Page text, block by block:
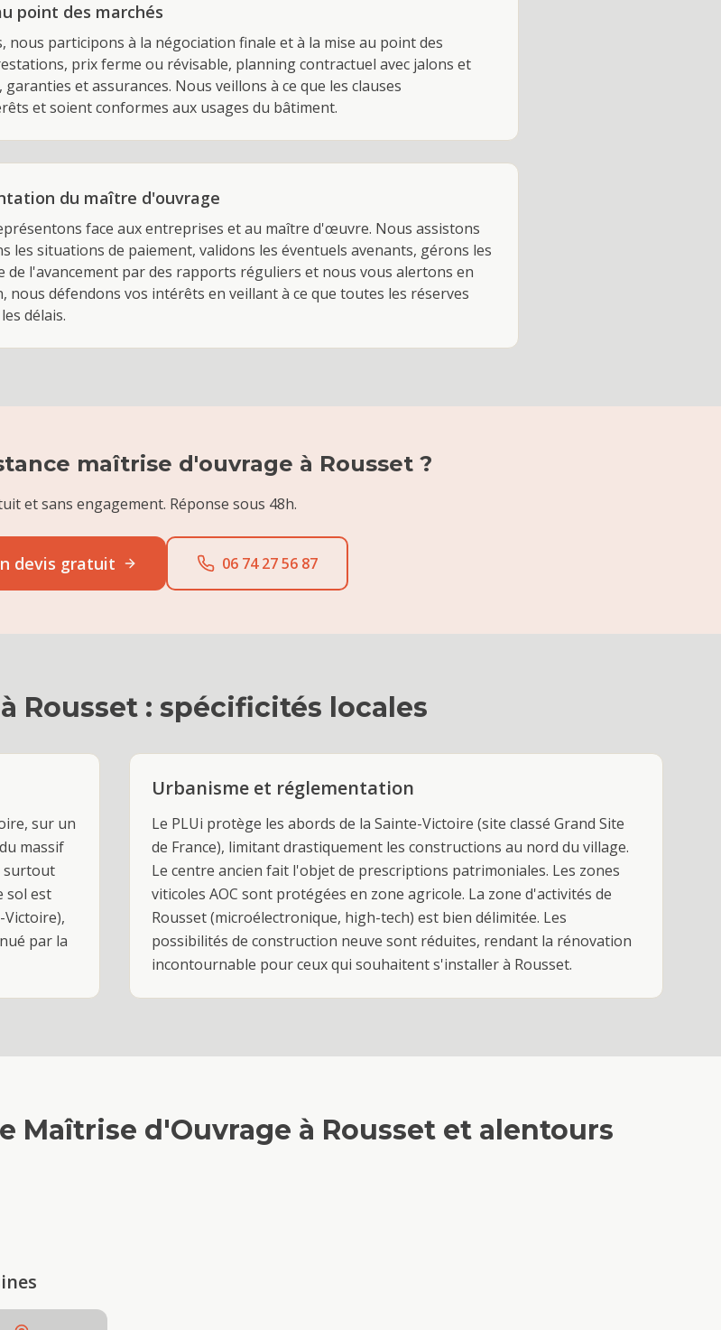
point des marchés
nous participons à la négociation finale et à la mise au point des
prix ferme ou révisable, planning contractuel avec jalons et
et assurances. Nous veillons à ce que les clauses
et soient conformes aux usages du bâtiment.
du maître d'ouvrage
face aux entreprises et au maître d'œuvre. Nous assistons
les situations de paiement, validons les éventuels avenants, gérons les
de l'avancement par des rapports réguliers et nous vous alertons en
nous défendons vos intérêts en veillant à ce que toutes les réserves
délais.
maîtrise d'ouvrage à Rousset?
et sans engagement. Réponse sous 48h.
devis gratuit 06 74 27 56 87
à Rousset : spécificités locales
sur un
massif
surtout
sol est
Victoire),
par la
Urbanisme et réglementation
Le PLUi protège les abords de la Sainte-Victoire (site classé Grand Site
de France), limitant drastiquement les constructions au nord du village.
Le centre ancien fait l'objet de prescriptions patrimoniales. Les zones
viticoles AOC sont protégées en zone agricole. La zone d'activités de
Rousset (microélectronique, high-tech) est bien délimitée. Les
possibilités de construction neuve sont réduites, rendant la rénovation
incontournable pour ceux qui souhaitent s'installer à Rousset.
Maîtrise d'Ouvrage à Rousset et alentours